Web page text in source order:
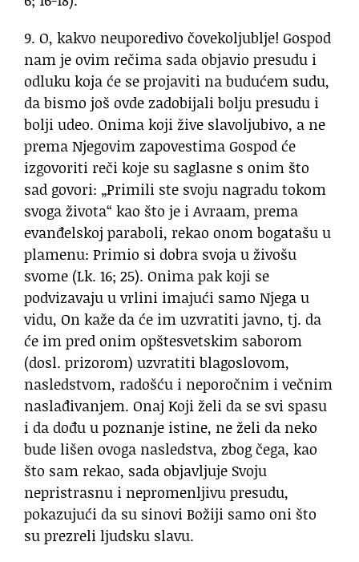
9. O, kakvo neuporedivo čovekoljublje! Gospod
nam je ovim rečima sada objavio presudu i
odluku koja će se projaviti na budućem sudu,
da bismo još ovde zadobijali bolju presudu i
bolji udeo. Onima koji žive slavoljubivo, a ne
prema Njegovim zapovestima Gospod će
izgovoriti reči koje su saglasne s onim što
sad govori: „Primili ste svoju nagradu tokom
svoga života“ kao što je i Avraam, prema
evanđelskoj paraboli, rekao onom bogatašu u
plamenu: Primio si dobra svoja u živošu
svome (Lk. 16; 25). Onima pak koji se
podvizavaju u vrlini imajući samo Njega u
vidu, On kaže da će im uzvratiti javno, tj. da
će im pred onim opštesvetskim saborom
(dosl. prizorom) uzvratiti blagoslovom,
nasledstvom, radošću i neporočnim i večnim
naslađivanjem. Onaj Koji želi da se svi spasu
i da dođu u poznanje istine, ne želi da neko
bude lišen ovoga nasledstva, zbog čega, kao
što sam rekao, sada objavljuje Svoju
nepristrasnu i nepromenljivu presudu,
pokazujući da su sinovi Božiji samo oni što
su prezreli ljudsku slavu.